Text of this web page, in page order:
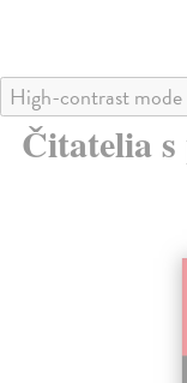
High-contrast mode
Čitatelia